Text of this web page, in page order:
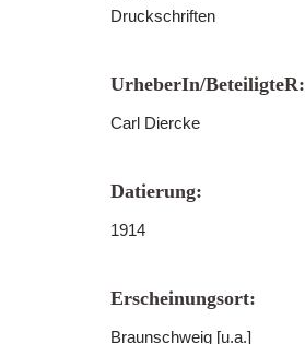
Druckschriften
UrheberIn/BeteiligteR:
Carl Diercke
Datierung:
1914
Erscheinungsort:
Braunschweig [u.a.]